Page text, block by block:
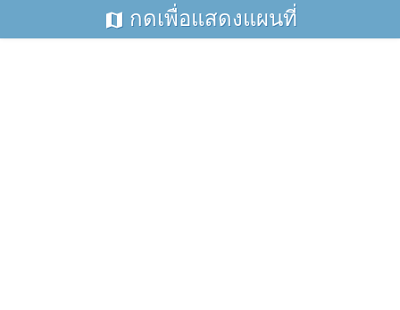
กดเพื่อแสดงแผนที่